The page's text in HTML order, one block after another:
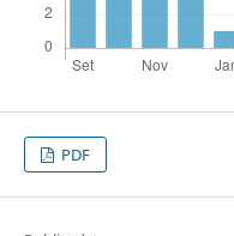
PDF